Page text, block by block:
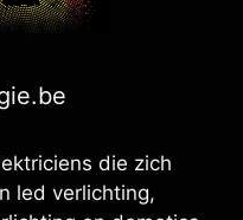
die zich
led verlichting,